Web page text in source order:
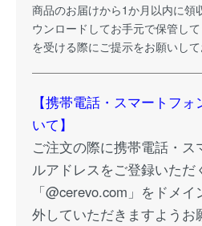
商品のお届けから1か月以内に領
ウンロードしてお手元で保管し
を受ける際にご提示をお願いして
【携帯電話・スマートフ
いて】
ご注文の際に携帯電話・ス
ルアドレスをご登録いただ
「@cerevo.com」をドメ
外していただきますようお